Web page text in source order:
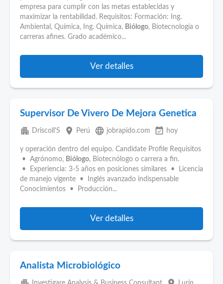
empresa para cumplir con las metas establecidas y
maximizar la rentabilidad. Requisitos: Formación: Ing.
Ambiental, Química, Ing. Química, Biólogo, Biotecnología o
carreras afines. Grado académico...
Ver detalles
Supervisor De Vivero De Mejora Genetica
apartment Driscoll'S place Perú language jobrapido.com event_available hoy
y operación dentro del equipo. Candidate Profile Requisitos
• Agrónomo, Biólogo, Biotecnólogo o carrera a fin.
• Experiencia: 3-5 años en posiciones similares • Licencia
de manejo vigente • Inglés avanzado indispensable
Conocimientos • Producción...
Ver detalles
Analista Microbiológico